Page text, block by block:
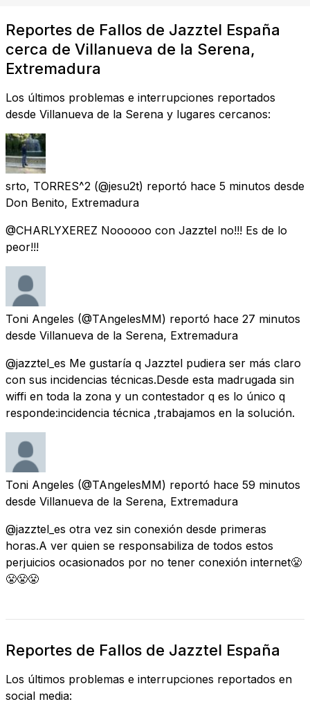
Reportes de Fallos de Jazztel España
cerca de Villanueva de la Serena,
Extremadura
Los últimos problemas e interrupciones reportados
desde Villanueva de la Serena y lugares cercanos:
srto, TORRES^2 (@jesu2t) reportó hace 5 minutos desde
Don Benito, Extremadura
@CHARLYXEREZ Noooooo con Jazztel no!!! Es de lo
peor!!!
Toni Angeles (@TAngelesMM) reportó hace 27 minutos
desde Villanueva de la Serena, Extremadura
@jazztel_es Me gustaría q Jazztel pudiera ser más claro
con sus incidencias técnicas.Desde esta madrugada sin
wiffi en toda la zona y un contestador q es lo único q
responde:incidencia técnica ,trabajamos en la solución.
Toni Angeles (@TAngelesMM) reportó hace 59 minutos
desde Villanueva de la Serena, Extremadura
@jazztel_es otra vez sin conexión desde primeras
horas.A ver quien se responsabiliza de todos estos
perjuicios ocasionados por no tener conexión internet😤
😤😤😤
Reportes de Fallos de Jazztel España
Los últimos problemas e interrupciones reportados en
social media: